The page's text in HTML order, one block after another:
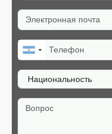
Электронная почта
Телефон
Национальность
Вопрос